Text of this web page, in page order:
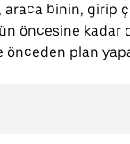
binin, girip
öncesine kadar
önceden plan